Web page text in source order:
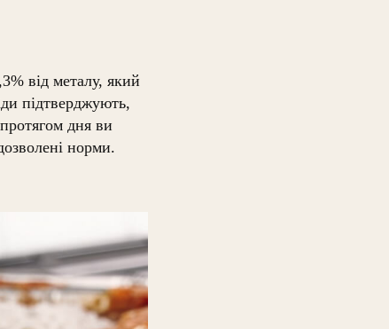
від металу, який
підтверджують,
дня ви
норми.